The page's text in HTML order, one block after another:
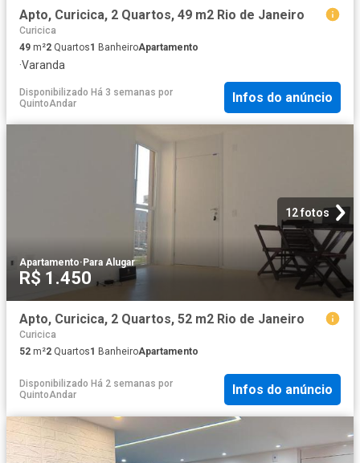
Apto, Curicica, 2 Quartos, 49 m2 Rio de Janeiro
Curicica
49 m²2 Quartos1 BanheiroApartamento
·Varanda
Disponibilizado Há 3 semanas por
QuintoAndar
Infos do anúncio
12 fotos
Apartamento· Para Alugar
R$ 1.450
Apto, Curicica, 2 Quartos, 52 m2 Rio de Janeiro
Curicica
52 m²2 Quartos1 BanheiroApartamento
Disponibilizado Há 2 semanas por
QuintoAndar
Infos do anúncio